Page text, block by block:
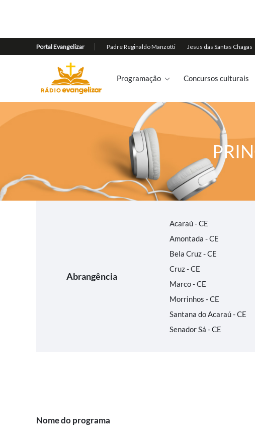
Programação Concursos culturais
Abrangência
Acaraú - CE
Amontada - CE
Bela Cruz - CE
Cruz - CE
Marco - CE
Morrinhos - CE
Santana do Acaraú - CE
Senador Sá - CE
Nome do programa